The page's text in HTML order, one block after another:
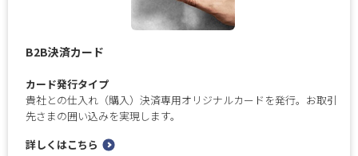
B2B決済カード
カード発行タイプ
貴社との仕入れ（購入）決済専用オリジナルカードを発行。お取引
先さまの囲い込みを実現します。
詳しくはこちら